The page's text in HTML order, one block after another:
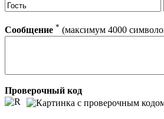
Сообщение * (максимум 4000
Проверочный код